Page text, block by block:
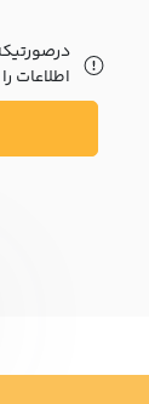
اطلاعات